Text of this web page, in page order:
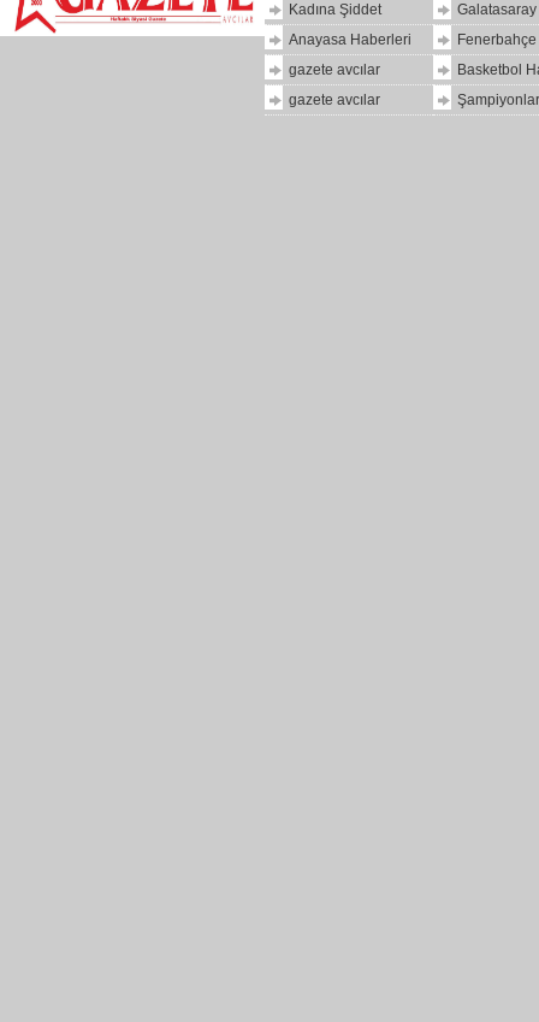
Kadına Şiddet
Anayasa Haberleri
gazete avcılar
gazete avcılar
Galatasaray
Fenerbahçe
Basketbol